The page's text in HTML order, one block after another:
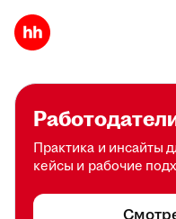
Практика и инсайты
кейсы и рабочие